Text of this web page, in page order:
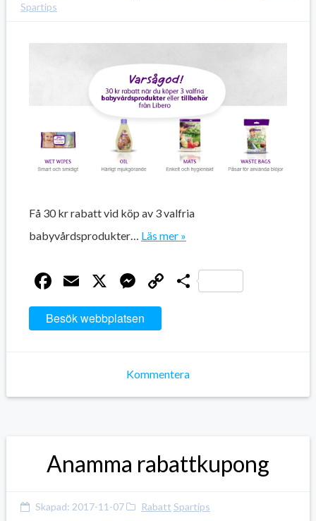
Spartips
Få 30 kr rabatt vid köp av 3 valfria
babyvårdsprodukter… Läs mer »
Facebook
Email
X Messenger
CopyDela
Besök webbplatsen
Kommentera
Anamma rabattkupong
Skapad: 2017-11-07 Rabatt Spartips